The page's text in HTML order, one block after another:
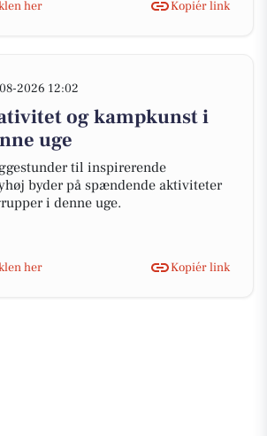
her
Kopiér link
2026 12:02
og kampkunst i
uge
til inspirerende
byder på spændende aktiviteter
i denne uge.
her
Kopiér link